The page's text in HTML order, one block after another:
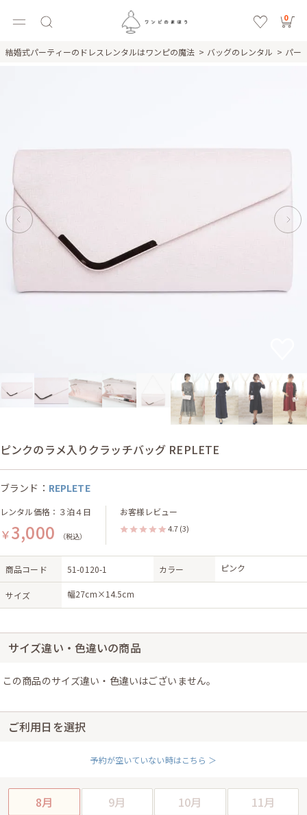
0
結婚式パーティーのドレスレンタルはワンピの魔法 バッグのレンタル パー
ピンクのラメ入りクラッチバッグ REPLETE
ブランド： REPLETE
レンタル価格：３泊４日
￥3,000 （税込）
お客様レビュー
4.7 (3)
商品コード 51-0120-1 カラー ピンク
サイズ 幅27cm×14.5cm
サイズ違い・色違いの商品
この商品のサイズ違い・色違いはございません。
ご利用日を選択
予約が空いていない時はこちら ＞
8月 9月 10月 11月